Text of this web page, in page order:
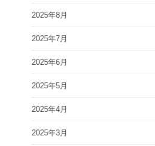
2025年8月
2025年7月
2025年6月
2025年5月
2025年4月
2025年3月